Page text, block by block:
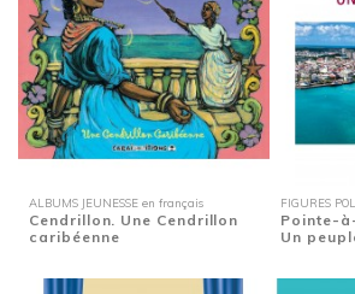
ALBUMS JEUNESSE en français
Cendrillon. Une Cendrillon
caribéenne
FIGURES
Pointe-
Un